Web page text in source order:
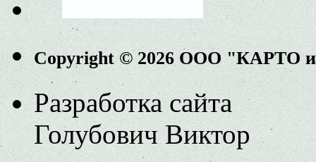
Copyright © 2026 ООО "КАРТО
Разработка сайта
Голубович Виктор